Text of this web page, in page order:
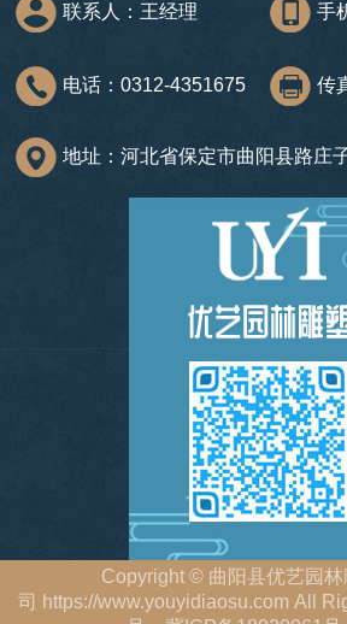
联系人：王经理 手
电话：0312-4351675 传
地址：河北省保定市曲阳县路庄
Copyright©曲阳县优艺园林
司
https://www.youyidiaosu.comAll